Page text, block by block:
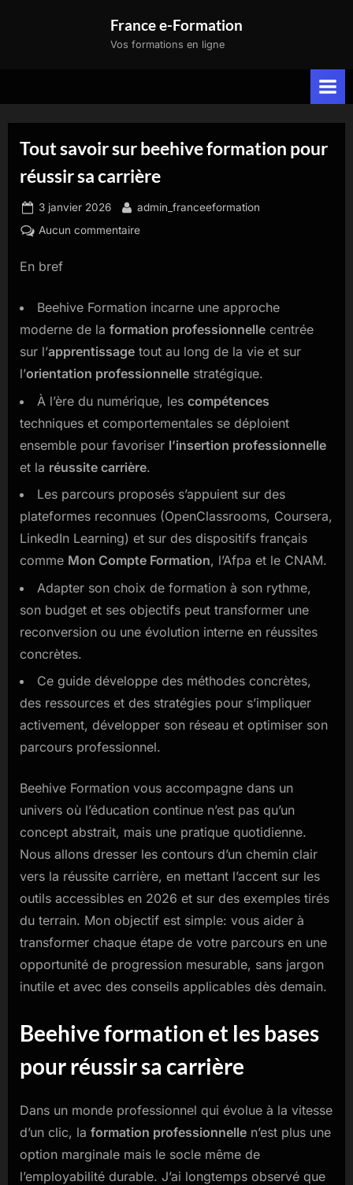
France e-Formation
Vos formations en ligne
Tout savoir sur beehive formation pour
réussir sa carrière
Posted
on
3 janvier 2026 By
admin_franceeformation
Aucun commentairesur
beehive
pour
réussir
sa
En bref
Beehive Formation incarne une approche
moderne de la formation professionnelle centrée
sur l’apprentissage tout au long de la vie et sur
l’orientation professionnelle stratégique.
À l’ère du numérique, les compétences
techniques et comportementales se déploient
ensemble pour favoriser l’insertion professionnelle
et la réussite carrière.
Les parcours proposés s’appuient sur des
plateformes reconnues (OpenClassrooms, Coursera,
LinkedIn Learning) et sur des dispositifs français
comme Mon Compte Formation, l’Afpa et le CNAM.
Adapter son choix de formation à son rythme,
son budget et ses objectifs peut transformer une
reconversion ou une évolution interne en réussites
concrètes.
Ce guide développe des méthodes concrètes,
des ressources et des stratégies pour s’impliquer
activement, développer son réseau et optimiser son
parcours professionnel.
Beehive Formation vous accompagne dans un
univers où l’éducation continue n’est pas qu’un
concept abstrait, mais une pratique quotidienne.
Nous allons dresser les contours d’un chemin clair
vers la réussite carrière, en mettant l’accent sur les
outils accessibles en 2026 et sur des exemples tirés
du terrain. Mon objectif est simple: vous aider à
transformer chaque étape de votre parcours en une
opportunité de progression mesurable, sans jargon
inutile et avec des conseils applicables dès demain.
Beehive formation et les bases
pour réussir sa carrière
Dans un monde professionnel qui évolue à la vitesse
d’un clic, la formation professionnelle n’est plus une
option marginale mais le socle même de
l’employabilité durable. J’ai longtemps observé que